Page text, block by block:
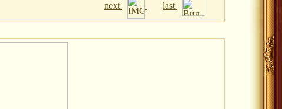
next last